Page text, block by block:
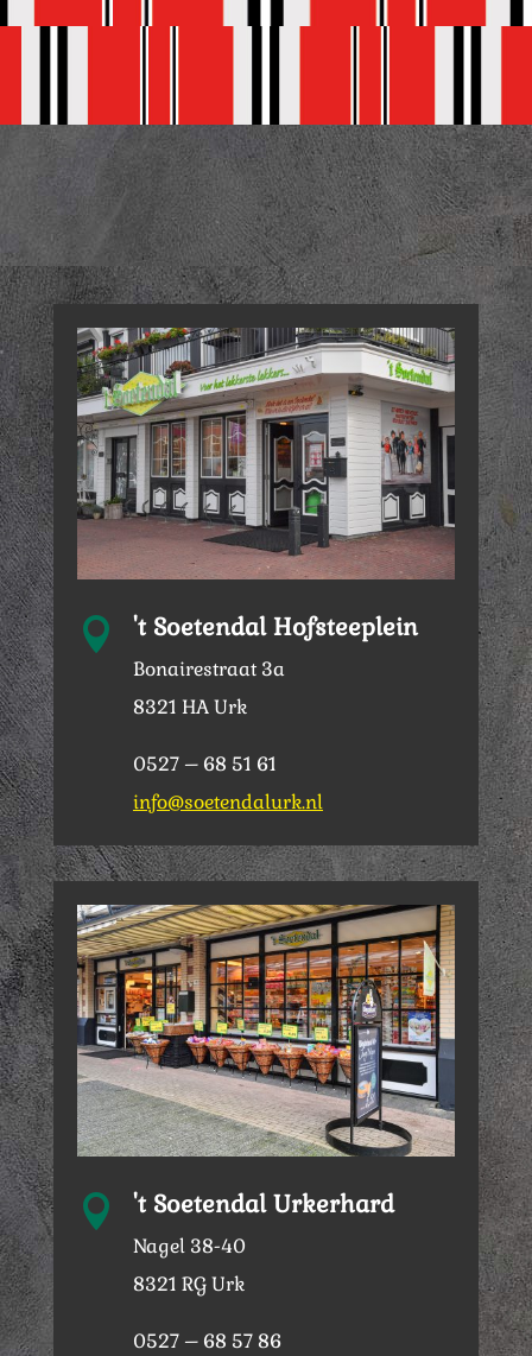
 't Soetendal Hofsteeplein
Bonairestraat 3a
8321 HA Urk
0527 – 68 51 61
info@soetendalurk.nl
 't Soetendal Urkerhard
Nagel 38-40
8321 RG Urk
0527 – 68 57 86